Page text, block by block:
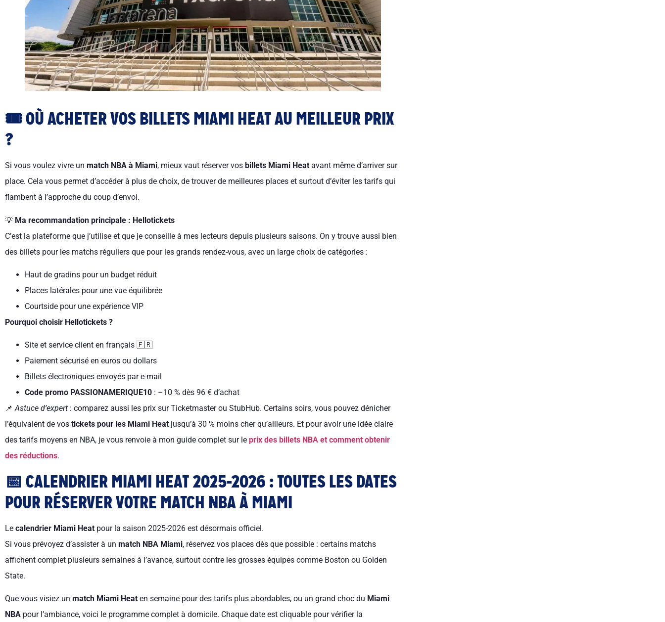
🎟 OÙ ACHETER VOS BILLETS MIAMI HEAT AU MEILLEUR PRIX
?
Si vous voulez vivre un match NBA à Miami, mieux vaut réserver vos billets Miami Heat avant même d’arriver sur
place. Cela vous permet d’accéder à plus de choix, de trouver de meilleures places et surtout d’éviter les tarifs qui
flambent à l’approche du coup d’envoi.
💡 Ma recommandation principale : Hellotickets
C’est la plateforme que j’utilise et que je conseille à mes lecteurs depuis plusieurs saisons. On y trouve aussi bien
des billets pour les matchs réguliers que pour les grands rendez-vous, avec un large choix de catégories :
Haut de gradins pour un budget réduit
Places latérales pour une vue équilibrée
Courtside pour une expérience VIP
Pourquoi choisir Hellotickets ?
Site et service client en français 🇫🇷
Paiement sécurisé en euros ou dollars
Billets électroniques envoyés par e-mail
Code promo PASSIONAMERIQUE10 : –10 % dès 96 € d’achat
📌Astuce d’expert : comparez aussi les prix sur Ticketmaster ou StubHub. Certains soirs, vous pouvez dénicher
l’équivalent de vos tickets pour les Miami Heat jusqu’à 30 % moins cher qu’ailleurs. Et pour avoir une idée claire
des tarifs moyens en NBA, je vous renvoie à mon guide complet sur le prix des billets NBA et comment obtenir
des réductions.
📅 CALENDRIER MIAMI HEAT 2025-2026 : TOUTES LES DATES
POUR RÉSERVER VOTRE MATCH NBA À MIAMI
Le calendrier Miami Heat pour la saison 2025-2026 est désormais officiel.
Si vous prévoyez d’assister à un match NBA Miami, réservez vos places dès que possible : certains matchs
affichent complet plusieurs semaines à l’avance, surtout contre les grosses équipes comme Boston ou Golden
State.
Que vous visiez un match Miami Heat en semaine pour des tarifs plus abordables, ou un grand choc du Miami
NBA pour l’ambiance, voici le programme complet à domicile. Chaque date est cliquable pour vérifier la